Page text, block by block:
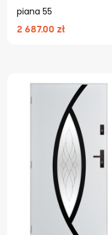
piana 55
2 687.00 zł